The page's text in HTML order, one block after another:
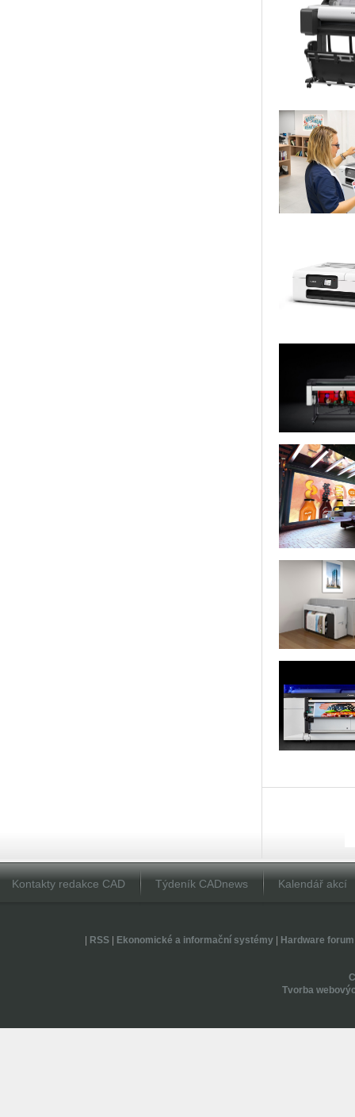
Kontakty redakce CAD Týdeník CADnews Kalendář akcí
RSS| Ekonomické a informační systémy| Hardware forum
Tvorba